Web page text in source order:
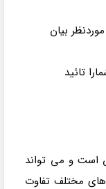
بیان
تائید
است و می تواند
های مختلف تفاوت